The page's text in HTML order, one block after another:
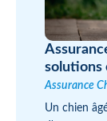
solutions
Assurance
Un chien